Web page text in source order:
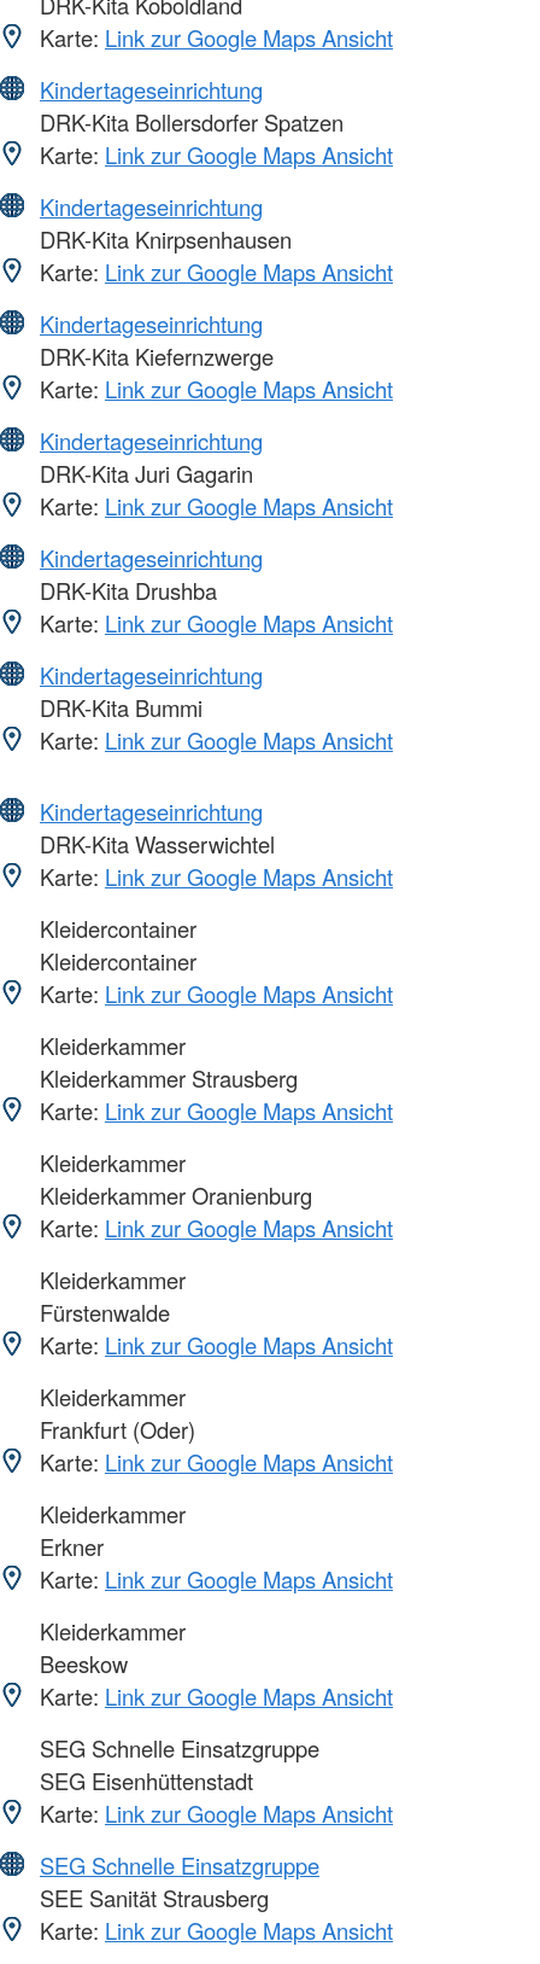
Karte: Link zur Google Maps Ansicht
Kindertageseinrichtung
DRK-Kita Bollersdorfer Spatzen
Karte: Link zur Google Maps Ansicht
Kindertageseinrichtung
DRK-Kita Knirpsenhausen
Karte: Link zur Google Maps Ansicht
Kindertageseinrichtung
DRK-Kita Kiefernzwerge
Karte: Link zur Google Maps Ansicht
Kindertageseinrichtung
DRK-Kita Juri Gagarin
Karte: Link zur Google Maps Ansicht
Kindertageseinrichtung
DRK-Kita Drushba
Karte: Link zur Google Maps Ansicht
Kindertageseinrichtung
DRK-Kita Bummi
Karte: Link zur Google Maps Ansicht
Kindertageseinrichtung
DRK-Kita Wasserwichtel
Karte: Link zur Google Maps Ansicht
Kleidercontainer
Kleidercontainer
Karte: Link zur Google Maps Ansicht
Kleiderkammer
Kleiderkammer Strausberg
Karte: Link zur Google Maps Ansicht
Kleiderkammer
Kleiderkammer Oranienburg
Karte: Link zur Google Maps Ansicht
Kleiderkammer
Fürstenwalde
Karte: Link zur Google Maps Ansicht
Kleiderkammer
Frankfurt (Oder)
Karte: Link zur Google Maps Ansicht
Kleiderkammer
Erkner
Karte: Link zur Google Maps Ansicht
Kleiderkammer
Beeskow
Karte: Link zur Google Maps Ansicht
SEG Schnelle Einsatzgruppe
SEG Eisenhüttenstadt
Karte: Link zur Google Maps Ansicht
SEG Schnelle Einsatzgruppe
SEE Sanität Strausberg
Karte: Link zur Google Maps Ansicht